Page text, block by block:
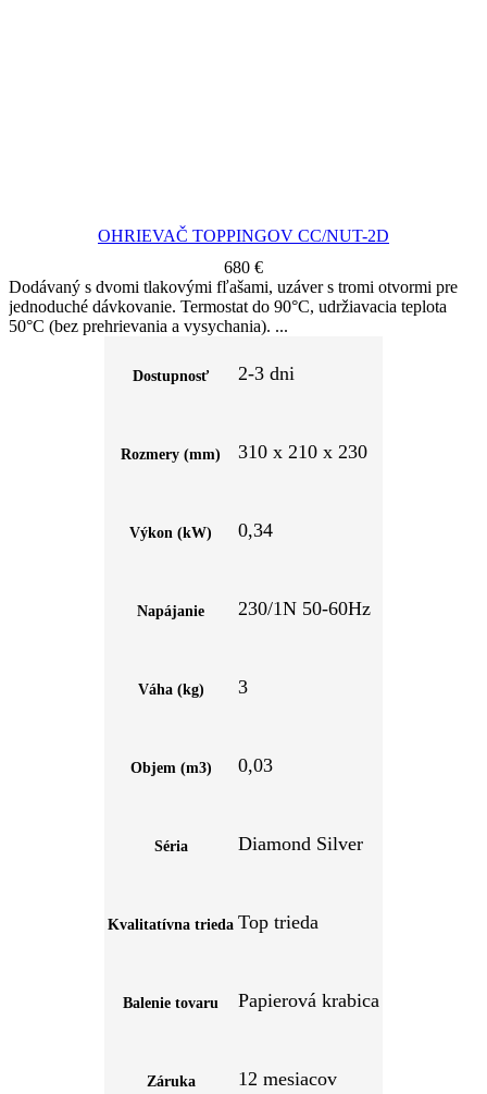
OHRIEVAČ TOPPINGOV CC/NUT-2D
680 €
Dodávaný s dvomi tlakovými fľašami, uzáver s tromi otvormi pre
jednoduché dávkovanie. Termostat do 90°C, udržiavacia teplota
50°C (bez prehrievania a vysychania).
Dostupnosť 2-3 dni
Rozmery (mm) 310 x 210 x 230
Výkon (kW) 0,34
Napájanie 230/1N 50-60Hz
Váha (kg) 3
Objem (m3) 0,03
Séria Diamond Silver
Kvalitatívna trieda Top trieda
Balenie tovaru Papierová krabica
Záruka 12 mesiacov